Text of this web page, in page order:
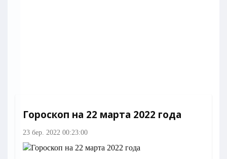
Гороскоп на 22 марта 2022 года
23 бер. 2022 00:23:00